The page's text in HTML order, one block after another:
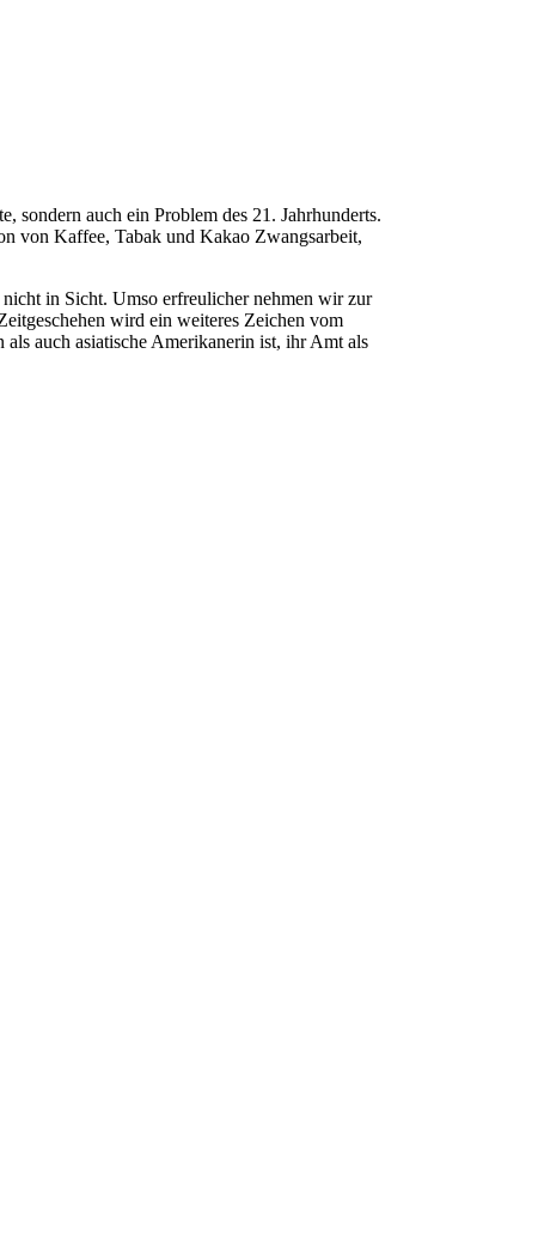
sondern auch ein Problem des 21. Jahrhunderts.
von Kaffee, Tabak und Kakao Zwangsarbeit,
in Sicht. Umso erfreulicher nehmen wir zur
wird ein weiteres Zeichen vom
auch asiatische Amerikanerin ist, ihr Amt als